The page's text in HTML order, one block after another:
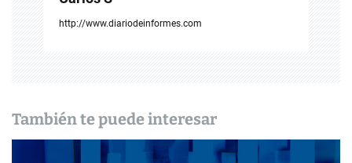
d
http://www.diariodeinformes.com
También te puede interesar